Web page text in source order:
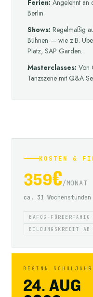
Ferien: Angelehnt an
Berlin.
Shows: Regelmäßig
Bühnen — wie z.B.
Platz, SAP Garden.
Masterclasses: Von
Tanzszene mit Q&A
KOSTEN &
359€/MONAT
ca. 31 Wochenstunden
BAFÖG-FÖRDERFÄHIG
BILDUNGSKREDIT
BEGINN
24. AUG